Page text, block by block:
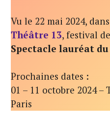
Vu le 22 mai 2024,
Théâtre 13, festival
Spectacle lauréat
Prochaines dates :
01 – 11 octobre 2024
Paris